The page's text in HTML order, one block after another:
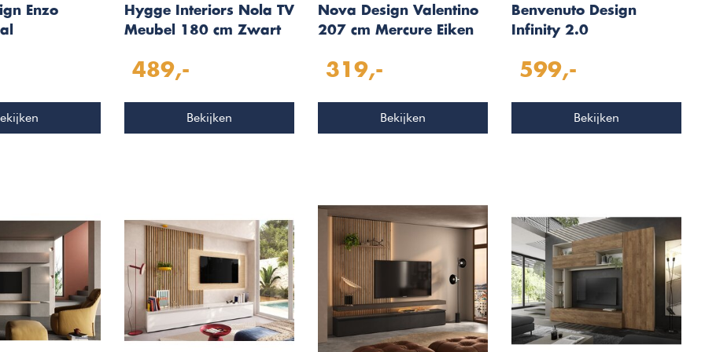
Enzo
Hygge Interiors Nola TV
Meubel 180 cm Zwart
489,-
Bekijken
Nova Design Valentino
207 cm Mercure Eiken
319,-
Bekijken
Benvenuto Design
Infinity 2.0
TV Meubel Set 282
599,-
Bekijken